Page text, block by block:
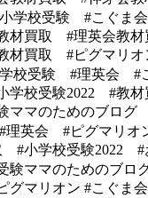
学校受験 #こぐま
材買取 #理英会教
材買取 #ピグマリ
校受験 #理英会 #
学校受験2022 #教
ママのためのブログ
理英会 #ピグマリ
#小学校受験2022
験ママのためのブロ
グマリオン #こぐま